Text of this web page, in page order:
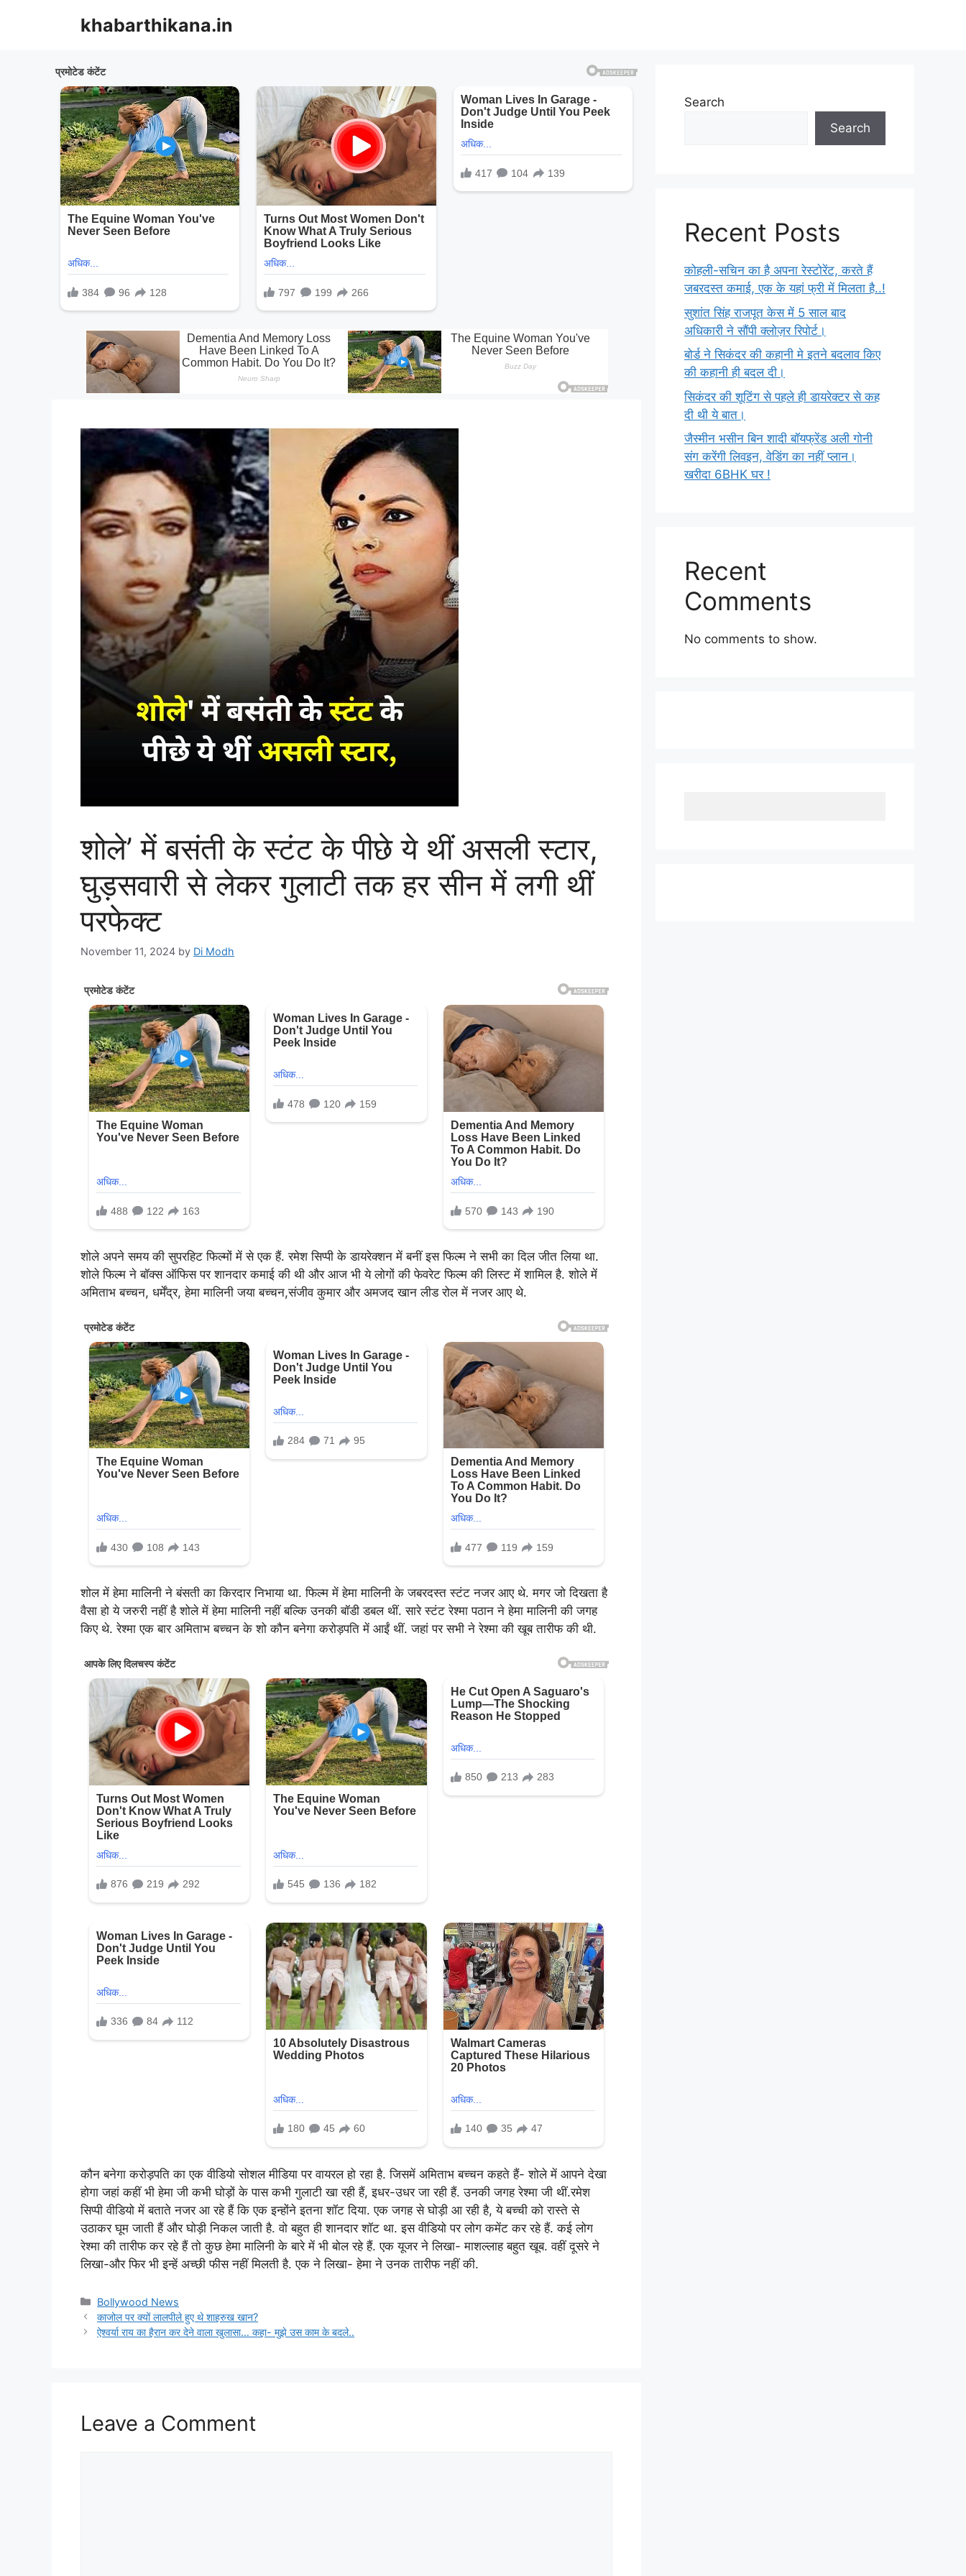
khabarthikana.in
शोले’ में बसंती के स्टंट के पीछे ये थीं असली स्टार,
घुड़सवारी से लेकर गुलाटी तक हर सीन में लगी थीं
परफेक्ट
November 11, 2024 by Di Modh
शोले अपने समय की सुपरहिट फिल्मों में से एक हैं. रमेश सिप्पी के डायरेक्शन में बनीं इस फिल्म ने सभी का दिल जीत लिया था.
शोले फिल्म ने बॉक्स ऑफिस पर शानदार कमाई की थी और आज भी ये लोगों की फेवरेट फिल्म की लिस्ट में शामिल है. शोले में
अमिताभ बच्चन, धर्मेंद्र, हेमा मालिनी जया बच्चन,संजीव कुमार और अमजद खान लीड रोल में नजर आए थे.
शोल में हेमा मालिनी ने बंसती का किरदार निभाया था. फिल्म में हेमा मालिनी के जबरदस्त स्टंट नजर आए थे. मगर जो दिखता है
वैसा हो ये जरुरी नहीं है शोले में हेमा मालिनी नहीं बल्कि उनकी बॉडी डबल थीं. सारे स्टंट रेश्मा पठान ने हेमा मालिनी की जगह
किए थे. रेश्मा एक बार अमिताभ बच्चन के शो कौन बनेगा करोड़पति में आईं थीं. जहां पर सभी ने रेश्मा की खूब तारीफ की थी.
कौन बनेगा करोड़पति का एक वीडियो सोशल मीडिया पर वायरल हो रहा है. जिसमें अमिताभ बच्चन कहते हैं- शोले में आपने देखा
होगा जहां कहीं भी हेमा जी कभी घोड़ों के पास कभी गुलाटी खा रही हैं, इधर-उधर जा रही हैं. उनकी जगह रेश्मा जी थीं.रमेश
सिप्पी वीडियो में बताते नजर आ रहे हैं कि एक इन्होंने इतना शॉट दिया. एक जगह से घोड़ी आ रही है, ये बच्ची को रास्ते से
उठाकर घूम जाती हैं और घोड़ी निकल जाती है. वो बहुत ही शानदार शॉट था. इस वीडियो पर लोग कमेंट कर रहे हैं. कई लोग
रेश्मा की तारीफ कर रहे हैं तो कुछ हेमा मालिनी के बारे में भी बोल रहे हैं. एक यूजर ने लिखा- माशल्लाह बहुत खूब. वहीं दूसरे ने
लिखा-और फिर भी इन्हें अच्छी फीस नहीं मिलती है. एक ने लिखा- हेमा ने उनक तारीफ नहीं की.
Categories
Bollywood News
काजोल पर क्यों लालपीले हुए थे शाहरुख खान?
ऐश्वर्या राय का हैरान कर देने वाला खुलासा… कहा- मुझे उस काम के बदले..
Leave a Comment
Search
Search
Recent Posts
कोहली-सचिन का है अपना रेस्टोरेंट, करते हैं
जबरदस्त कमाई, एक के यहां फ्री में मिलता है..!
सुशांत सिंह राजपूत केस में 5 साल बाद
अधिकारी ने सौंपी क्लोज़र रिपोर्ट।
बोर्ड ने सिकंदर की कहानी मे इतने बदलाव किए
की कहानी ही बदल दी।
सिकंदर की शूटिंग से पहले ही डायरेक्टर से कह
दी थी ये बात।
जैस्मीन भसीन बिन शादी बॉयफ्रेंड अली गोनी
संग करेंगी लिवइन, वेडिंग का नहीं प्लान।
खरीदा 6BHK घर !
Recent
Comments
No comments to show.